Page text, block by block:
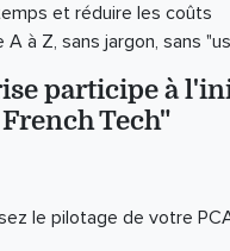
et réduire les coûts
à Z, sans jargon, sans
participe à
Tech"
le pilotage de votre